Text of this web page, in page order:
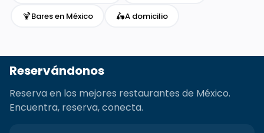
🍹Bares en México 🛵A domicilio
Reservándonos
Reserva en los mejores restaurantes de México.
Encuentra, reserva, conecta.